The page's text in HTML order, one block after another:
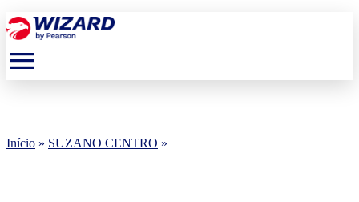
menu
Início » SUZANO CENTRO »